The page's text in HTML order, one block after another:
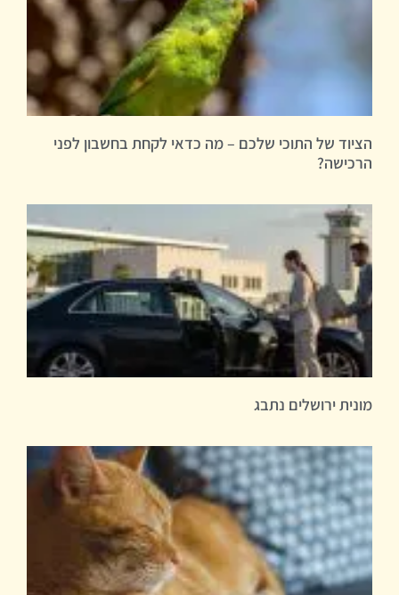
הציוד של התוכי שלכם – מה כדאי לקחת בחשבון לפני
הרכישה?
מונית ירושלים נתבג